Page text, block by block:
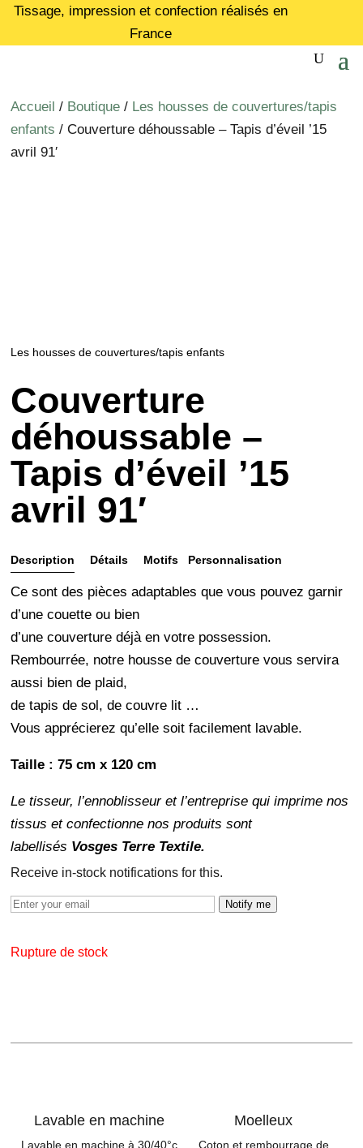
Tissage, impression et confection réalisés en
France
Accueil / Boutique / Les housses de couvertures/tapis
enfants / Couverture déhoussable – Tapis d’éveil ’15
avril 91′
Les housses de couvertures/tapis enfants
Couverture
déhoussable –
Tapis d’éveil ’15
avril 91′
Description
Détails
entretien
Motifs Personnalisation
Ce sont des pièces adaptables que vous pouvez garnir
d’une couette ou bien
d’une couverture déjà en votre possession.
Rembourrée, notre housse de couverture vous servira
aussi bien de plaid,
de tapis de sol, de couvre lit …
Vous apprécierez qu’elle soit facilement lavable.
Taille : 75 cm x 120 cm
Le tisseur, l’ennoblisseur et l’entreprise qui imprime nos
tissus et confectionne nos produits sont
labellisés Vosges Terre Textile.
Receive in-stock notifications for this.
Notify me
Rupture de stock
Lavable en machine
Lavable en machine à 30/40°c
Moelleux
Coton et rembourrage de